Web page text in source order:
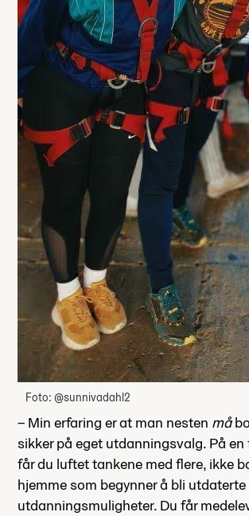
Foto: @sunnivadahl2
– Min erfaring er at man nesten må
sikker på eget utdanningsvalg. På
får du luftet tankene med flere, ikke
hjemme som begynner å bli utdaterte
utdanningsmuligheter. Du får